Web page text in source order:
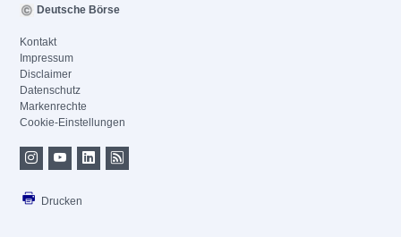
Deutsche Börse
Kontakt
Impressum
Disclaimer
Datenschutz
Markenrechte
Cookie-Einstellungen
Drucken